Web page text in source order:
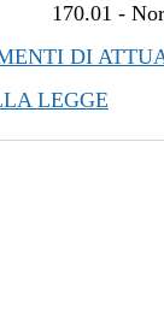
2016 al 12/08/
al 12/01/
170.01 -
DI
LEGGE